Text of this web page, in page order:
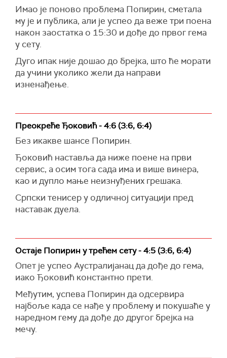
Имао је поново проблема Попирин, сметала
му је и публика, али је успео да веже три поена
након заостатка о 15:30 и дође до првог гема
у сету.
Дуго ипак није дошао до брејка, што ће морати
да учини уколико жели да направи
изненађење.
Преокреће Ђоковић - 4:6 (3:6, 6:4)
Без икакве шансе Попирин.
Ђоковић наставља да ниже поене на први
сервис, а осим тога сада има и више винера,
као и дупло мање неизнуђених грешака.
Српски тенисер у одличној ситуацији пред
наставак дуела.
Остаје Попирин у трећем сету - 4:5 (3:6, 6:4)
Опет је успео Аустралијанац да дође до гема,
иако Ђоковић константно прети.
Међутим, успева Попирин да одсервира
најбоље када се нађе у проблему и покушаће у
наредном гему да дође до другог брејка на
мечу.